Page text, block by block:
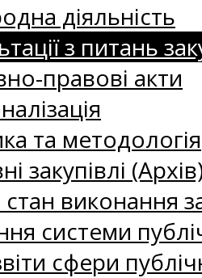
діяльність
з питань
правові акти
та методологія
закупівлі
виконання
системи
сфери